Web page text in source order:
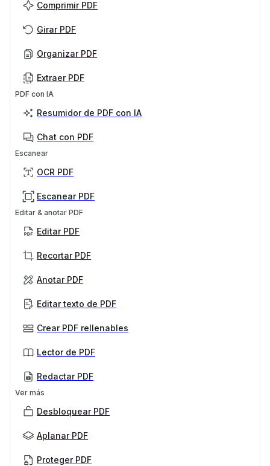
Comprimir PDF
Girar PDF
Organizar PDF
Extraer PDF
PDF con IA
Resumidor de PDF con IA
Chat con PDF
Escanear
OCR PDF
Escanear PDF
Editar & anotar PDF
Editar PDF
Recortar PDF
Anotar PDF
Editar texto de PDF
Crear PDF rellenables
Lector de PDF
Redactar PDF
Ver más
Desbloquear PDF
Aplanar PDF
Proteger PDF